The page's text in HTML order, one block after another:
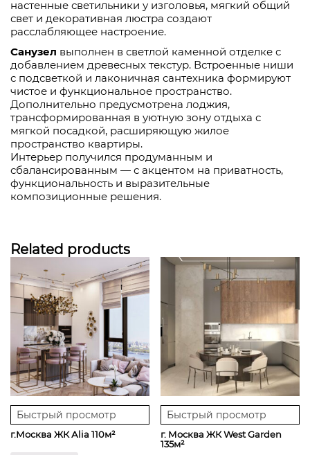
настенные светильники у изголовья, мягкий общий
свет и декоративная люстра создают
расслабляющее настроение.
Санузел выполнен в светлой каменной отделке с
добавлением древесных текстур. Встроенные ниши
с подсветкой и лаконичная сантехника формируют
чистое и функциональное пространство.
Дополнительно предусмотрена лоджия,
трансформированная в уютную зону отдыха с
мягкой посадкой, расширяющую жилое
пространство квартиры.
Интерьер получился продуманным и
сбалансированным — с акцентом на приватность,
функциональность и выразительные
композиционные решения.
Related products
Быстрый просмотр
г.Москва ЖК Аlia 110м²
Быстрый просмотр
г. Москва ЖК West Garden
135м²